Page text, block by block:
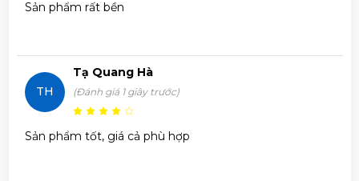
Kg
Trần Phước Hưng vừa đặt muaMáy giặt Samsung
Inverter 8 Kg
Inverter 8 Kg
Sản phẩm rất bền
TH
Tạ Quang Hà
(Đánh giá 1 giây trước)
Sản phẩm tốt, giá cả phù hợp